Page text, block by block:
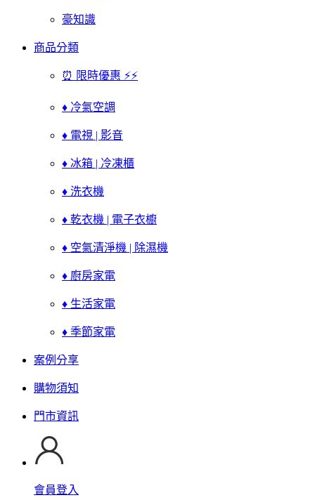
豪知識
商品分類
⏰ 限時優惠 ⚡⚡
♦ 冷氣空調
♦ 電視 | 影音
♦ 冰箱 | 冷凍櫃
♦ 洗衣機
♦ 乾衣機 | 電子衣櫥
♦ 空氣清淨機 | 除濕機
♦ 廚房家電
♦ 生活家電
♦ 季節家電
案例分享
購物須知
門市資訊
會員登入